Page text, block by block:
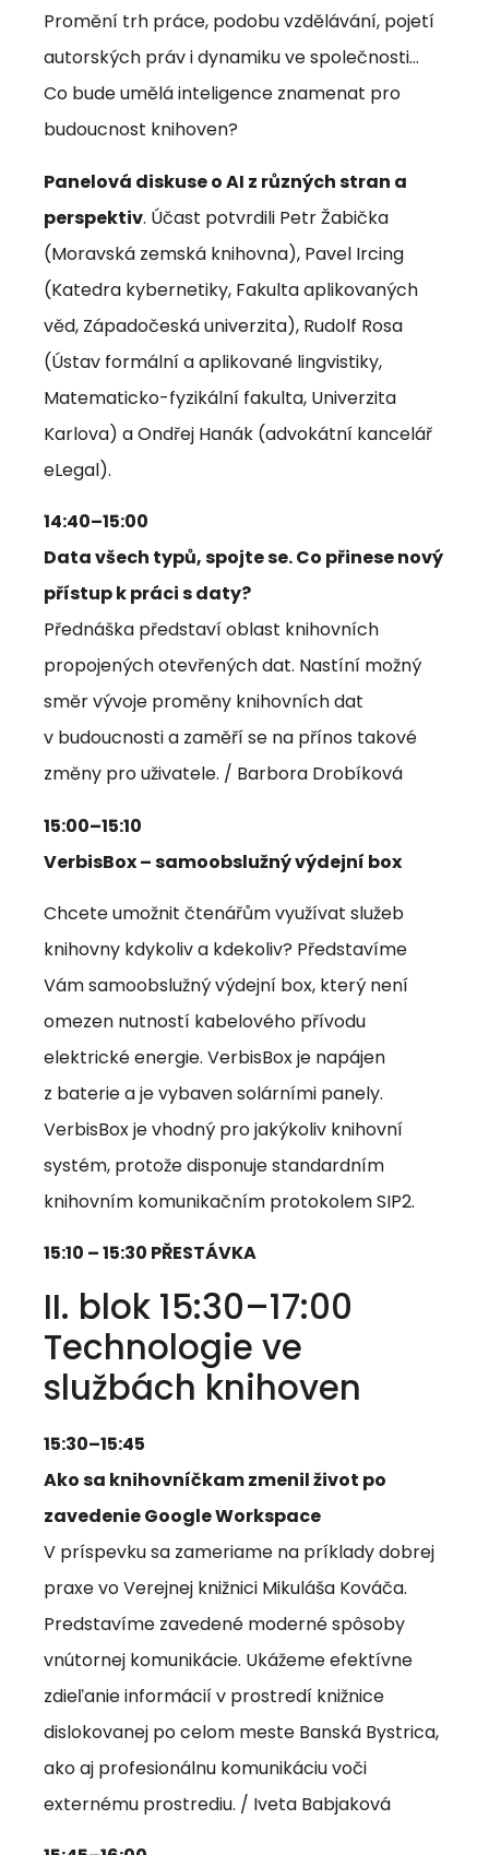
Promění trh práce, podobu vzdělávání, pojetí
autorských práv i dynamiku ve společnosti…
Co bude umělá inteligence znamenat pro
budoucnost knihoven?
Panelová diskuse o AI z různých stran a
perspektiv. Účast potvrdili Petr Žabička
(Moravská zemská knihovna), Pavel Ircing
(Katedra kybernetiky, Fakulta aplikovaných
věd, Západočeská univerzita), Rudolf Rosa
(Ústav formální a aplikované lingvistiky,
Matematicko-fyzikální fakulta, Univerzita
Karlova) a Ondřej Hanák (advokátní kancelář
eLegal).
14:40–15:00
Data všech typů, spojte se. Co přinese nový
přístup k práci s daty?
Přednáška představí oblast knihovních
propojených otevřených dat. Nastíní možný
směr vývoje proměny knihovních dat
v budoucnosti a zaměří se na přínos takové
změny pro uživatele. / Barbora Drobíková
15:00–15:10
VerbisBox – samoobslužný výdejní box
Chcete umožnit čtenářům využívat služeb
knihovny kdykoliv a kdekoliv? Představíme
Vám samoobslužný výdejní box, který není
omezen nutností kabelového přívodu
elektrické energie. VerbisBox je napájen
z baterie a je vybaven solárními panely.
VerbisBox je vhodný pro jakýkoliv knihovní
systém, protože disponuje standardním
knihovním komunikačním protokolem SIP2.
15:10 – 15:30 PŘESTÁVKA
II. blok 15:30–17:00
Technologie ve
službách knihoven
15:30–15:45
Ako sa knihovníčkam zmenil život po
zavedenie Google Workspace
V príspevku sa zameriame na príklady dobrej
praxe vo Verejnej knižnici Mikuláša Kováča.
Predstavíme zavedené moderné spôsoby
vnútornej komunikácie. Ukážeme efektívne
zdieľanie informácií v prostredí knižnice
dislokovanej po celom meste Banská Bystrica,
ako aj profesionálnu komunikáciu voči
externému prostrediu. / Iveta Babjaková